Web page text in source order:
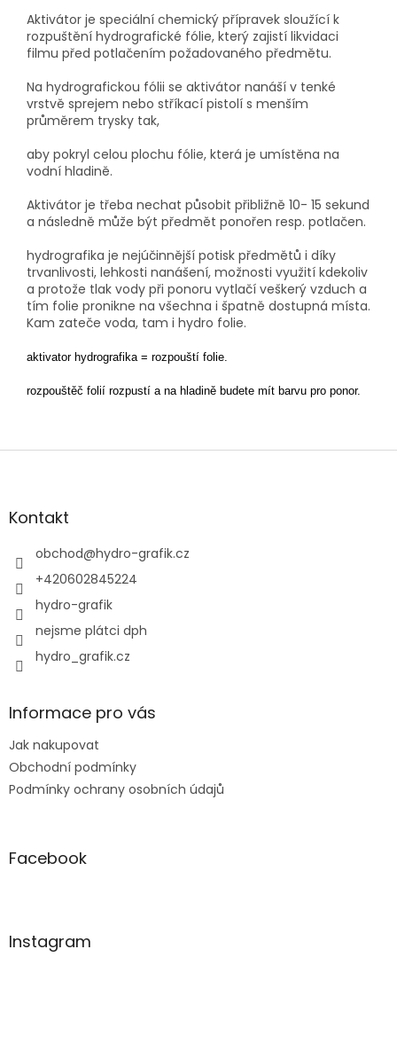
Aktivátor je speciální chemický přípravek sloužící k
rozpuštění hydrografické fólie, který zajistí likvidaci
filmu před potlačením požadovaného předmětu.
Na hydrografickou fólii se aktivátor nanáší v tenké
vrstvě sprejem nebo stříkací pistolí s menším
průměrem trysky tak,
aby pokryl celou plochu fólie, která je umístěna na
vodní hladině.
Aktivátor je třeba nechat působit přibližně 10- 15 sekund
a následně může být předmět ponořen resp. potlačen.
hydrografika je nejúčinnější potisk předmětů i díky
trvanlivosti, lehkosti nanášení, možnosti využití kdekoliv
a protože tlak vody při ponoru vytlačí veškerý vzduch a
tím folie pronikne na všechna i špatně dostupná místa.
Kam zateče voda, tam i hydro folie.
aktivator hydrografika = rozpouští folie.
rozpouštěč folií rozpustí a na hladině budete mít barvu pro ponor.
Z
aKontakt
obchod@hydro-grafik.cz
+420602845224
hydro-grafik
nejsme plátci dph
hydro_grafik.cz
Informace pro vás
Jak nakupovat
Obchodní podmínky
Podmínky ochrany osobních údajů
Facebook
Instagram